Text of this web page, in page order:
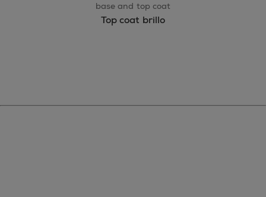
base and top coat
Top coat brillo